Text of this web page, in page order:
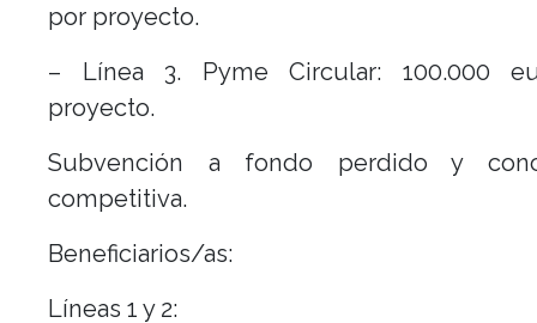
por proyecto.
– Línea 3. Pyme Circular: 100.000
proyecto.
Subvención a fondo perdido y
competitiva.
Beneficiarios/as:
Líneas 1 y 2: